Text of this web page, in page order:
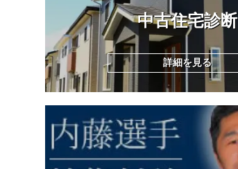
中古住宅診断
詳細を見る